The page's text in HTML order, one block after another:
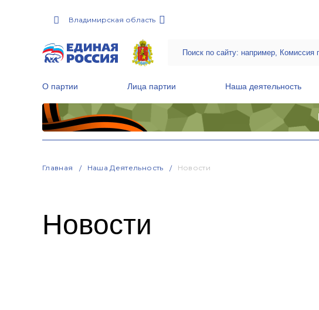
Владимирская область
О партии Лица партии Наша деятельность
Главная Наша Деятельность Новости
Новости